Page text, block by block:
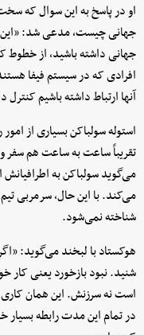
او در پاسخ به این سوال که
جهانی چیست، مدعی شد: «این
جهانی داشته باشید، از خطوط
افرادی که در سیستم فیفا
آنها ارتباط داشته باشیم کنترل
استوله سولباکن بسیاری از
تقریباً ساعت به ساعت هم سفر
می‌گوید سولباکن به
می‌کند. با این حال، سرمربی
شناخته نمی‌شود.
هوکستاد با لبخند می‌گوید:
شنید. نبود بازخورد یعنی کار
است نه سرزنش. این همان
در تمام این مدت رابطه بسیار